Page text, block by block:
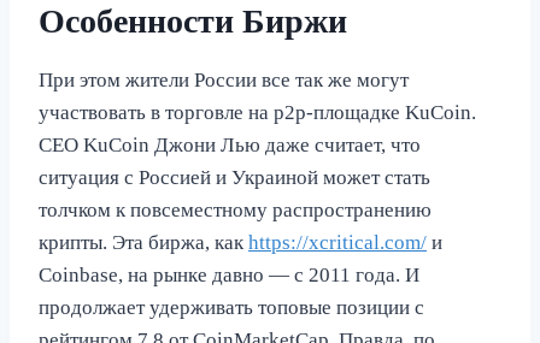
Особенности Биржи
При этом жители России все так же могут
участвовать в торговле на p2p-площадке KuCoin.
СЕО KuCoin Джони Лью даже считает, что
ситуация с Россией и Украиной может стать
толчком к повсеместному распространению
крипты. Эта биржа, какhttps://xcritical.com/ и
Coinbase, на рынке давно — с 2011 года. И
продолжает удерживать топовые позиции с